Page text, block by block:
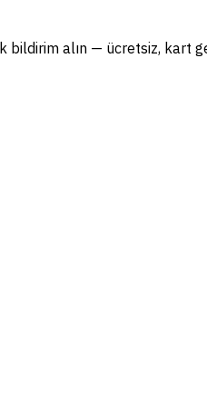
bildirim alın — ücretsiz, kart